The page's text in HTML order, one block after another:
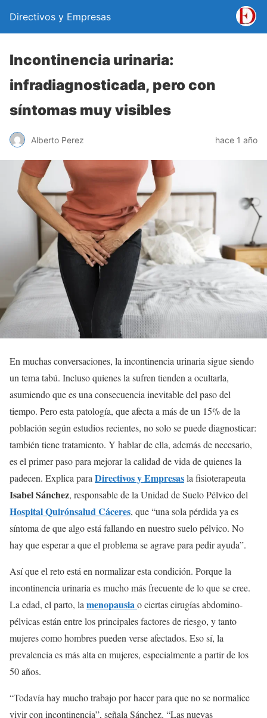
Directivos y Empresas
Incontinencia urinaria:
infradiagnosticada, pero con
síntomas muy visibles
Alberto Perez hace 1 año
En muchas conversaciones, la incontinencia urinaria sigue siendo
un tema tabú. Incluso quienes la sufren tienden a ocultarla,
asumiendo que es una consecuencia inevitable del paso del
tiempo. Pero esta patología, que afecta a más de un 15% de la
población según estudios recientes, no solo se puede diagnosticar:
también tiene tratamiento. Y hablar de ella, además de necesario,
es el primer paso para mejorar la calidad de vida de quienes la
padecen. Explica para Directivos y Empresasla fisioterapeuta
Isabel Sánchez, responsable de la Unidad de Suelo Pélvico del
Hospital Quirónsalud Cáceres, que “una sola pérdida ya es
síntoma de que algo está fallando en nuestro suelo pélvico. No
hay que esperar a que el problema se agrave para pedir ayuda”.
Así que el reto está en normalizar esta condición. Porque la
incontinencia urinaria es mucho más frecuente de lo que se cree.
La edad, el parto, la menopausiao ciertas cirugías abdomino-
pélvicas están entre los principales factores de riesgo, y tanto
mujeres como hombres pueden verse afectados. Eso sí, la
prevalencia es más alta en mujeres, especialmente a partir de los
50 años.
“Todavía hay mucho trabajo por hacer para que no se normalice
vivir con incontinencia”, señala Sánchez. “Las nuevas